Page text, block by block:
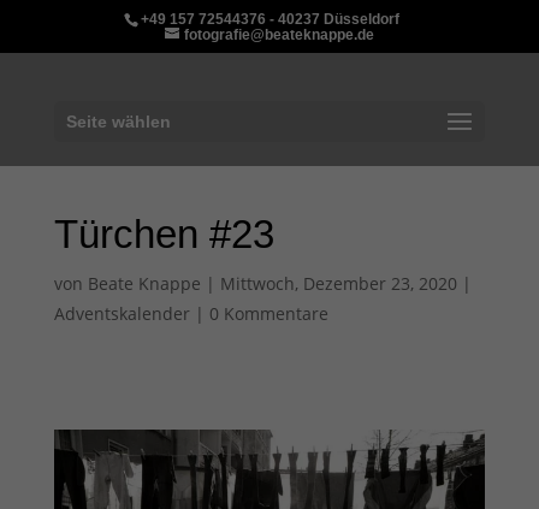
+49 157 72544376 - 40237 Düsseldorf
fotografie@beateknappe.de
Seite wählen
Türchen #23
von Beate Knappe | Mittwoch, Dezember 23, 2020 |
Adventskalender| 0 Kommentare